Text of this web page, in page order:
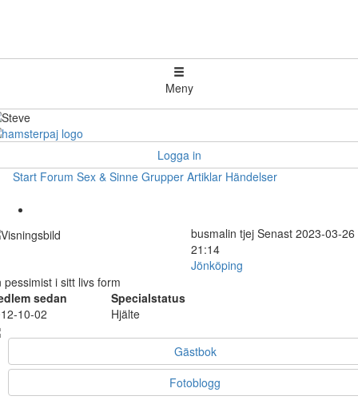
Meny
Logga in
Start Forum Sex & Sinne Grupper Artiklar Händelser
busmalin tjej Senast 2023-03-26
21:14
Jönköping
pessimist i sitt livs form
sedan
Specialstatus
10-02
Hjälte
Gästbok
Fotoblogg